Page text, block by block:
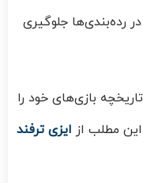
رده‌بندی‌ها جلوگیری
بازی‌های خود را
این مطلب از ایزی ترفند